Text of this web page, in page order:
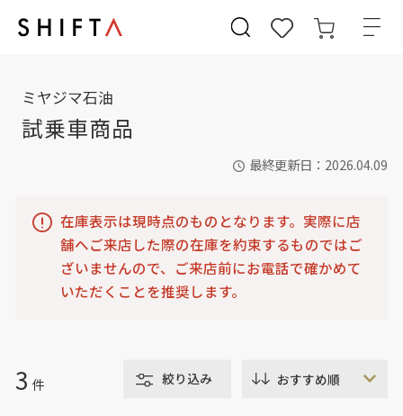
ミヤジマ石油
試乗車商品
最終更新日：2026.04.09
在庫表示は現時点のものとなります。実際に店
舗へご来店した際の在庫を約束するものではご
ざいませんので、ご来店前にお電話で確かめて
いただくことを推奨します。
3 件 絞り込み